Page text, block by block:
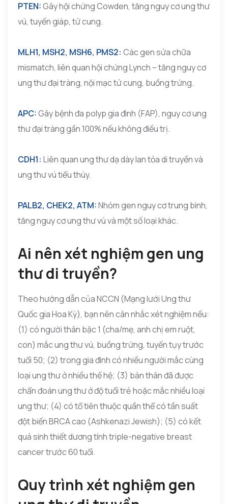
PTEN:Gây hội chứng Cowden, tăng nguy cơ ung thư
vú, tuyến giáp, tử cung.
MLH1, MSH2, MSH6, PMS2: Các gen sửa chữa
mismatch, liên quan hội chứng Lynch – tăng nguy cơ
ung thư đại tràng, nội mạc tử cung, buồng trứng.
APC:Gây bệnh đa polyp gia đình (FAP), nguy cơ ung
thư đại tràng gần 100% nếu không điều trị.
CDH1: Liên quan ung thư dạ dày lan tỏa di truyền và
ung thư vú tiểu thùy.
PALB2, CHEK2, ATM:Nhóm gen nguy cơ trung bình,
tăng nguy cơ ung thư vú và một số loại khác.
Ai nên xét nghiệm gen ung
thư di truyền?
Theo hướng dẫn của NCCN (Mạng lưới Ung thư
Quốc gia Hoa Kỳ), bạn nên cân nhắc xét nghiệm nếu:
(1) có người thân bậc 1 (cha/mẹ, anh chị em ruột,
con) mắc ung thư vú, buồng trứng, tuyến tụy trước
tuổi 50; (2) trong gia đình có nhiều người mắc cùng
loại ung thư ở nhiều thế hệ; (3) bản thân đã được
chẩn đoán ung thư ở độ tuổi trẻ hoặc mắc nhiều loại
ung thư; (4) có tổ tiên thuộc quần thể có tần suất
đột biến BRCA cao (Ashkenazi Jewish); (5) có kết
quả sinh thiết dương tính triple-negative breast
cancer trước 60 tuổi.
Quy trình xét nghiệm gen